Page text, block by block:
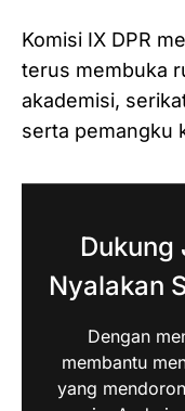
Komisi IX DPR
terus membuka
akademisi,
serta pemangku
Dukung
Nyalakan
Dengan
membantu
yang